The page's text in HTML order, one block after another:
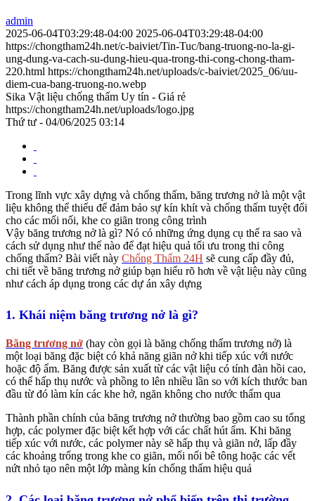
admin
2025-06-04T03:29:48-04:00 2025-06-04T03:29:48-04:00
https://chongtham24h.net/c-baiviet/Tin-Tuc/bang-truong-no-la-gi-
ung-dung-va-cach-su-dung-hieu-qua-trong-thi-cong-chong-tham-
220.html https://chongtham24h.net/uploads/c-baiviet/2025_06/uu-
diem-cua-bang-truong-no.webp
Sika Vật liệu chống thấm Uy tín - Giá rẻ
https://chongtham24h.net/uploads/logo.jpg
Thứ tư - 04/06/2025 03:14
Trong lĩnh vực xây dựng và chống thấm, băng trương nở là một vật
liệu không thể thiếu để đảm bảo sự kín khít và chống thấm tuyệt đối
cho các mối nối, khe co giãn trong công trình
Vậy băng trương nở là gì? Nó có những ứng dụng cụ thể ra sao và
cách sử dụng như thế nào để đạt hiệu quả tối ưu trong thi công
chống thấm? Bài viết này Chống Thấm 24H sẽ cung cấp đầy đủ,
chi tiết về băng trương nở giúp bạn hiểu rõ hơn về vật liệu này cũng
như cách áp dụng trong các dự án xây dựng
1. Khái niệm băng trương nở là gì?
Băng trương nở (hay còn gọi là băng chống thấm trương nở) là
một loại băng đặc biệt có khả năng giãn nở khi tiếp xúc với nước
hoặc độ ẩm. Băng được sản xuất từ các vật liệu có tính đàn hồi cao,
có thể hấp thụ nước và phồng to lên nhiều lần so với kích thước ban
đầu từ đó làm kín các khe hở, ngăn không cho nước thấm qua
Thành phần chính của băng trương nở thường bao gồm cao su tổng
hợp, các polymer đặc biệt kết hợp với các chất hút ẩm. Khi băng
tiếp xúc với nước, các polymer này sẽ hấp thụ và giãn nở, lấp đầy
các khoảng trống trong khe co giãn, mối nối bê tông hoặc các vết
nứt nhỏ tạo nên một lớp màng kín chống thấm hiệu quả